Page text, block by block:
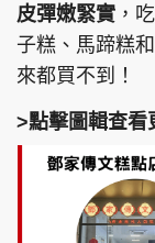
皮彈嫩緊實 ，
子糕、馬蹄糕
來都買不到！
>點擊圖輯查看